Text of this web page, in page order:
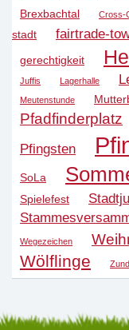
Brexbachtal Cross-
stadt
fairtrade-
gerechtigkeit
Juffis Lagerhalle
Meutenstunde
Pfadfinderplatz
Pfingsten
SoLa
Spielefest
Wegezeichen
Wölflinge